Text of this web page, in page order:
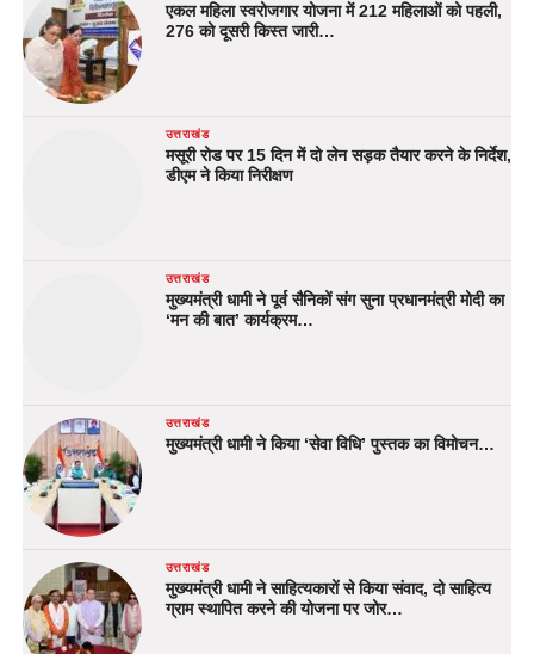
एकल महिला स्वरोजगार योजना में 212 महिलाओं को पहली,
276 को दूसरी किस्त जारी…
उत्तराखंड
मसूरी रोड पर 15 दिन में दो लेन सड़क तैयार करने के निर्देश,
डीएम ने किया निरीक्षण
उत्तराखंड
मुख्यमंत्री धामी ने पूर्व सैनिकों संग सुना प्रधानमंत्री मोदी का
‘मन की बात’ कार्यक्रम…
उत्तराखंड
मुख्यमंत्री धामी ने किया ‘सेवा विधि’ पुस्तक का विमोचन…
उत्तराखंड
मुख्यमंत्री धामी ने साहित्यकारों से किया संवाद, दो साहित्य
ग्राम स्थापित करने की योजना पर जोर…